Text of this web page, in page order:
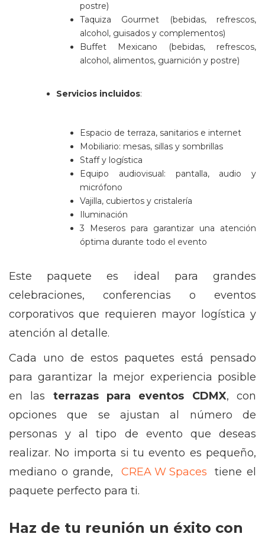
postre)
Taquiza Gourmet (bebidas, refrescos,
alcohol, guisados y complementos)
Buffet Mexicano (bebidas, refrescos,
alcohol, alimentos, guarnición y postre)
Servicios incluidos:
Espacio de terraza, sanitarios e internet
Mobiliario: mesas, sillas y sombrillas
Staff y logística
Equipo audiovisual: pantalla, audio y
micrófono
Vajilla, cubiertos y cristalería
Iluminación
3 Meseros para garantizar una atención
óptima durante todo el evento
Este paquete es ideal para grandes
celebraciones, conferencias o eventos
corporativos que requieren mayor logística y
atención al detalle.
Cada uno de estos paquetes está pensado
para garantizar la mejor experiencia posible
en las terrazas para eventos CDMX, con
opciones que se ajustan al número de
personas y al tipo de evento que deseas
realizar. No importa si tu evento es pequeño,
mediano o grande,
CREA W Spaces
tiene el
paquete perfecto para ti.
Haz de tu reunión un éxito con